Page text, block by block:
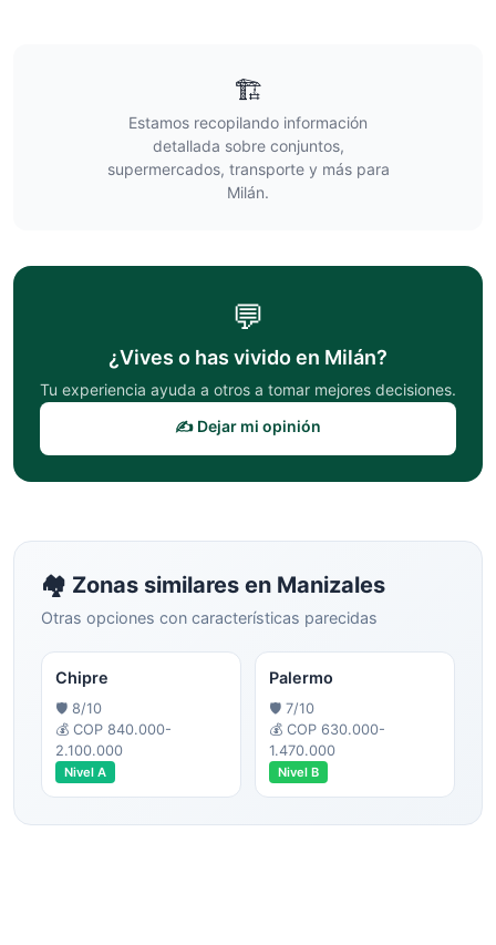
🏗️
Estamos recopilando información
detallada sobre conjuntos,
supermercados, transporte y más para
Milán.
💬
¿Vives o has vivido en Milán?
Tu experiencia ayuda a otros a tomar mejores decisiones.
✍️ Dejar mi opinión
🏘️ Zonas similares en Manizales
Otras opciones con características parecidas
Chipre
🛡️ 8/10
💰 COP 840.000-
2.100.000
Nivel A
Palermo
🛡️ 7/10
💰 COP 630.000-
1.470.000
Nivel B